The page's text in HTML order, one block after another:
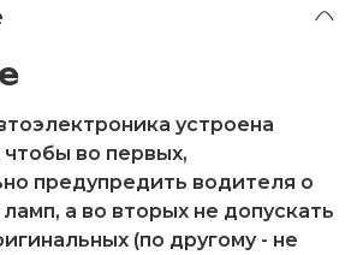
устроена
во первых,
предупредить водителя о
а во вторых не допускать
(по другому - не